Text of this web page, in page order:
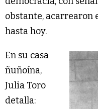
obstante, acarrearon
hasta hoy.
En su casa
ñuñoína,
Julia Toro
detalla: